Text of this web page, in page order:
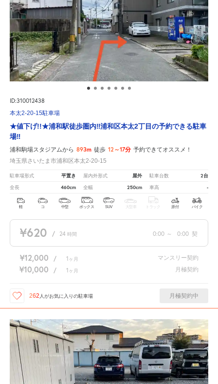
ID:310012438
本太2-20-15駐車場
★値下げ!!★浦和駅徒歩圏内‼︎浦和区本太2丁目の予約できる駐車
場‼︎
浦和駒場スタジアムから 893m 徒歩 12～17分 予約できてオススメ！
埼玉県さいたま市浦和区本太2-20-15
駐車場形式 平置き 屋内外形式 屋外 駐車台数 2台
全長 460cm 全幅 250cm 車高 -
軽 コ 中型 ボックス SUV 大型車 トラック 原付 バイク
¥620 / 24 時間 0:00 ～ 0:00 契
¥12,000 / 1 ヶ月 マンスリー契約
¥10,000 / 1 ヶ月 月極契約
262 人がお気に入りの駐車場 月極契約中